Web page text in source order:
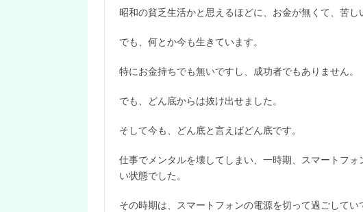
昭和の貧乏生活かと思えるほどに、お金が無くて、苦し
でも、何とか今も生きています。
特にお金持ちでも無いですし、成功者でもありません。
でも、どん底からは抜け出せました。
そして今も、どん底と言えばどん底です。
仕事でメンタルを壊してしまい、一時期、スマートフ
い状態でした。
その時期は、スマートフォンの電源を切って過ごして